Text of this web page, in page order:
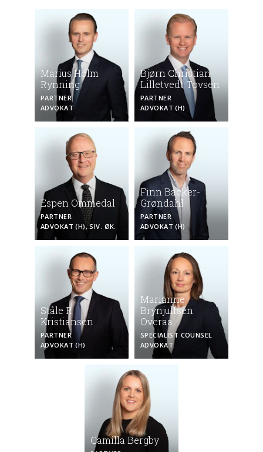
Marius Holm
Rynning
PARTNER
ADVOKAT
Bjørn Christian
Lilletvedt Tovsen
PARTNER
ADVOKAT (H)
Espen Ommedal
PARTNER
ADVOKAT (H), SIV. ØK.
Finn Backer-
Grøndahl
PARTNER
ADVOKAT (H)
Ståle R.
Kristiansen
PARTNER
ADVOKAT (H)
Marianne
Brynjulfsen
Overaa
SPECIALIST COUNSEL
ADVOKAT
Camilla Bergby